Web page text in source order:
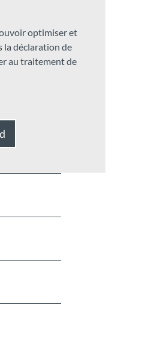
optimiser et
la déclaration de
au traitement de